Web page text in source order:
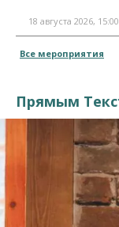
18 августа 2026, 15:00
Все мероприятия
Прямым